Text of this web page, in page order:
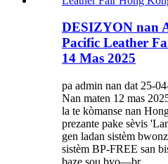
DESIZYON nan
Pacific Leather
14 Mas 2025
pa admin nan dat 25-
Nan maten 12 mas
la te kòmanse nan
prezante pake sèvis
gen ladan sistèm
sistèm BP-FREE san
baze sou byo—br...